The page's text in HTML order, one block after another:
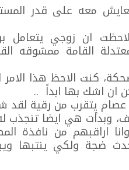
معه على قدر
ان زوجي يتعامل
القامة ممشوقه
كنت الاحظ هذا
ان اشك بها ابداً ..
عصام يتقرب من رقية
وبدأت هي ايضا
اراقبهم من نافذة
ضجة ولكي ينتبها